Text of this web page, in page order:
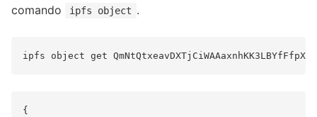
comando
ipfs object .
{